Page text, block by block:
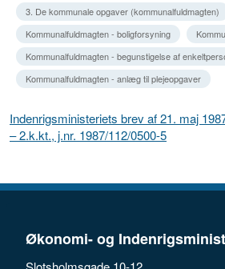
3. De kommunale opgaver (kommunalfuldmagten)
Kommunalfuldmagten - boligforsyning
Kommunalfuldmagten - begunstigelse af
Kommunalfuldmagten - anlæg til plejeopgaver
Indenrigsministeriets brev af 21. maj
– 2.k.kt., j.nr. 1987/112/0500-5
Økonomi- og